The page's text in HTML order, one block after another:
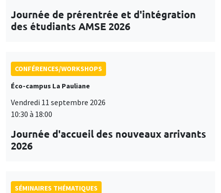
Journée de prérentrée et d'intégration
des étudiants AMSE 2026
CONFÉRENCES/WORKSHOPS
Éco-campus La Pauliane
Vendredi 11 septembre 2026
10:30 à 18:00
Journée d'accueil des nouveaux arrivants
2026
SÉMINAIRES THÉMATIQUES